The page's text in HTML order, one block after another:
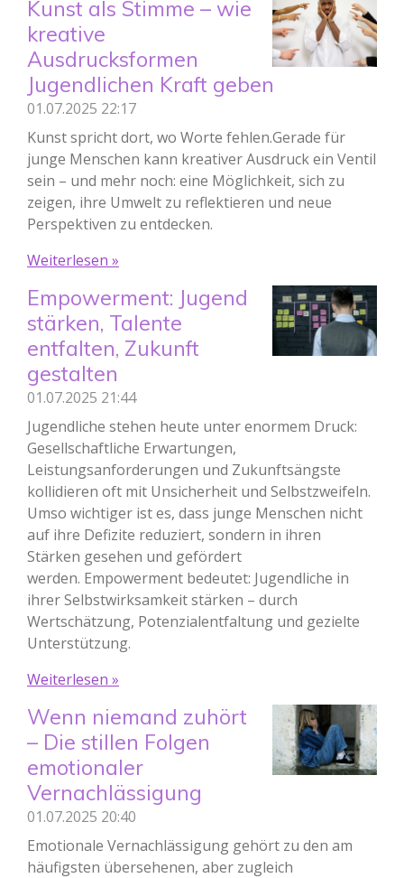
Kunst als Stimme – wie
kreative
Ausdrucksformen
Jugendlichen Kraft geben
01.07.2025 22:17
Kunst spricht dort, wo Worte fehlen.Gerade für
junge Menschen kann kreativer Ausdruck ein Ventil
sein – und mehr noch: eine Möglichkeit, sich zu
zeigen, ihre Umwelt zu reflektieren und neue
Perspektiven zu entdecken.
Weiterlesen »
Empowerment: Jugend
stärken, Talente
entfalten, Zukunft
gestalten
01.07.2025 21:44
Jugendliche stehen heute unter enormem Druck:
Gesellschaftliche Erwartungen,
Leistungsanforderungen und Zukunftsängste
kollidieren oft mit Unsicherheit und Selbstzweifeln.
Umso wichtiger ist es, dass junge Menschen nicht
auf ihre Defizite reduziert, sondern in ihren
Stärken gesehen und gefördert
werden. Empowerment bedeutet: Jugendliche in
ihrer Selbstwirksamkeit stärken – durch
Wertschätzung, Potenzialentfaltung und gezielte
Unterstützung.
Weiterlesen »
Wenn niemand zuhört
– Die stillen Folgen
emotionaler
Vernachlässigung
01.07.2025 20:40
Emotionale Vernachlässigung gehört zu den am
häufigsten übersehenen, aber zugleich